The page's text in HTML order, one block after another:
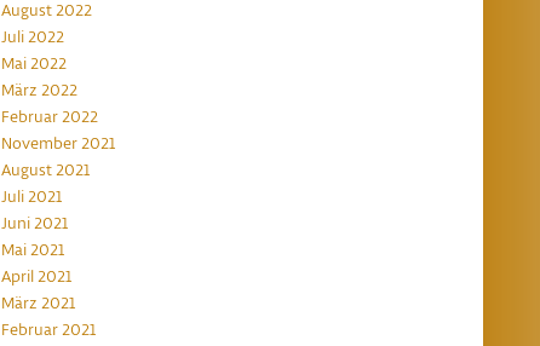
August 2022
Juli 2022
Mai 2022
März 2022
Februar 2022
November 2021
August 2021
Juli 2021
Juni 2021
Mai 2021
April 2021
März 2021
Februar 2021